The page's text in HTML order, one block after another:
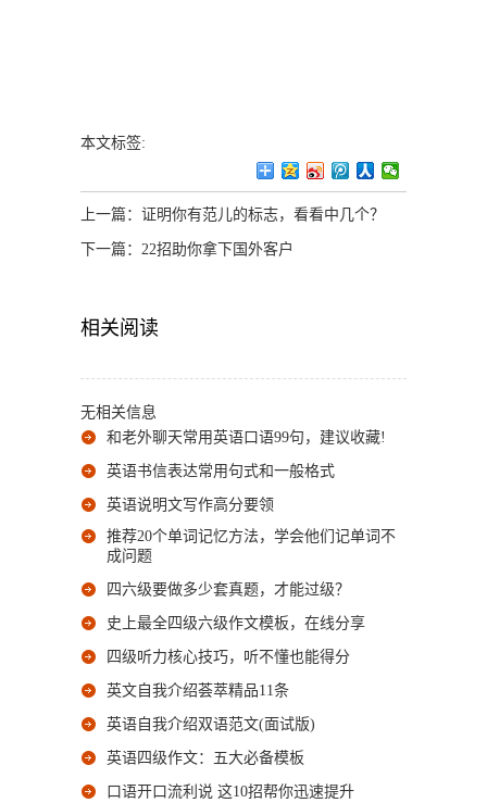
本文标签:
上一篇： 证明你有范儿的标志，看看中几个？
下一篇： 22招助你拿下国外客户
相关阅读
无相关信息
和老外聊天常用英语口语99句，建议收藏!
英语书信表达常用句式和一般格式
英语说明文写作高分要领
推荐20个单词记忆方法，学会他们记单词不
成问题
四六级要做多少套真题，才能过级？
史上最全四级六级作文模板，在线分享
四级听力核心技巧，听不懂也能得分
英文自我介绍荟萃精品11条
英语自我介绍双语范文(面试版)
英语四级作文：五大必备模板
口语开口流利说 这10招帮你迅速提升